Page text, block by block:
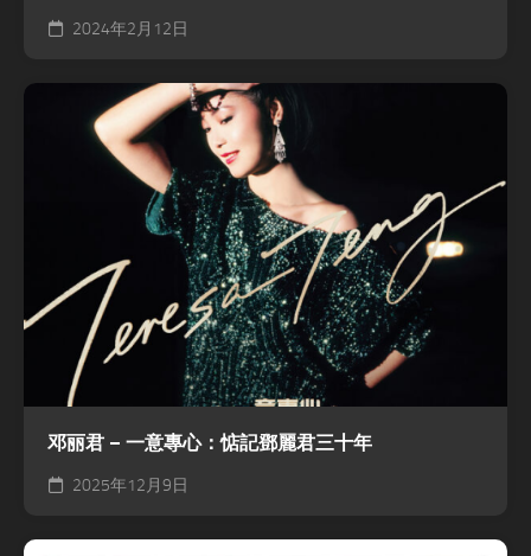
2024年2月12日
邓丽君 – 一意專心：惦記鄧麗君三十年
2025年12月9日